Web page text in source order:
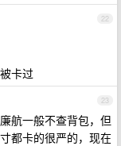
22
卡过
23
航一般不查背包，但
都卡的很严的，现在